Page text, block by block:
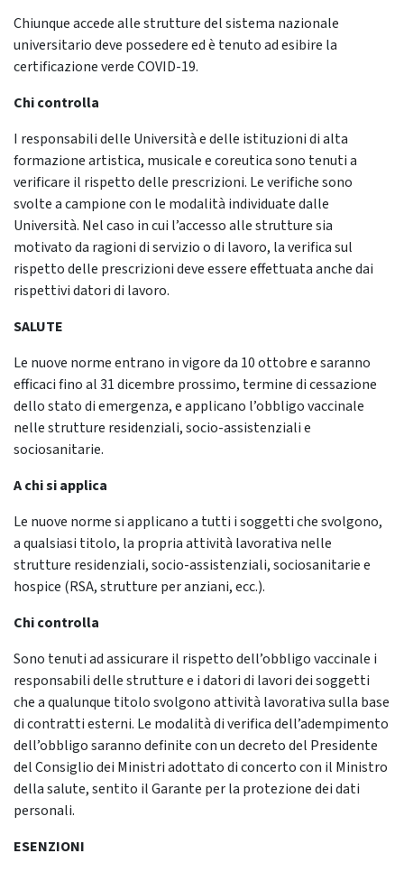
Chiunque accede alle strutture del sistema nazionale
universitario deve possedere ed è tenuto ad esibire la
certificazione verde COVID-19.
Chi controlla
I responsabili delle Università e delle istituzioni di alta
formazione artistica, musicale e coreutica sono tenuti a
verificare il rispetto delle prescrizioni. Le verifiche sono
svolte a campione con le modalità individuate dalle
Università. Nel caso in cui l’accesso alle strutture sia
motivato da ragioni di servizio o di lavoro, la verifica sul
rispetto delle prescrizioni deve essere effettuata anche dai
rispettivi datori di lavoro.
SALUTE
Le nuove norme entrano in vigore da 10 ottobre e saranno
efficaci fino al 31 dicembre prossimo, termine di cessazione
dello stato di emergenza, e applicano l’obbligo vaccinale
nelle strutture residenziali, socio-assistenziali e
sociosanitarie.
A chi si applica
Le nuove norme si applicano a tutti i soggetti che svolgono,
a qualsiasi titolo, la propria attività lavorativa nelle
strutture residenziali, socio-assistenziali, sociosanitarie e
hospice (RSA, strutture per anziani, ecc.).
Chi controlla
Sono tenuti ad assicurare il rispetto dell’obbligo vaccinale i
responsabili delle strutture e i datori di lavori dei soggetti
che a qualunque titolo svolgono attività lavorativa sulla base
di contratti esterni. Le modalità di verifica dell’adempimento
dell’obbligo saranno definite con un decreto del Presidente
del Consiglio dei Ministri adottato di concerto con il Ministro
della salute, sentito il Garante per la protezione dei dati
personali.
ESENZIONI